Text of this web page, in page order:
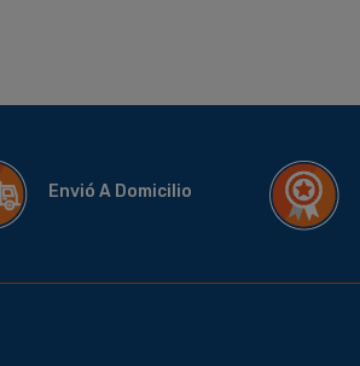
Envió A Domicilio